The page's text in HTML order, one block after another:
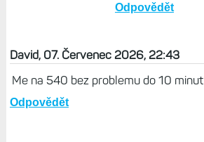
Odpovědět
David, 07. Červenec 2026, 22:43
Me na 540 bez problemu do 10 minut
Odpovědět